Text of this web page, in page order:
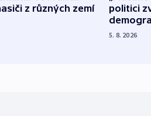
z různých zemí
politici
5. 8. 2026